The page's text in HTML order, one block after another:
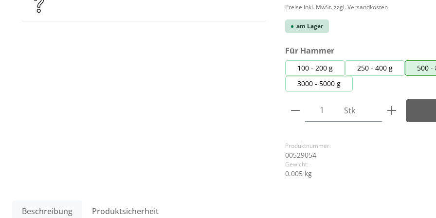
Preise inkl. MwSt. zzgl. Versandkosten
am Lager
Für Hammerauswählen
100 - 200 g 250 - 400 g 500 -
3000 - 5000 g
Produkt Anzahl: Gib den
Stk
Produktnummer:
00529054
Gewicht:
0.005 kg
Beschreibung Produktsicherheit